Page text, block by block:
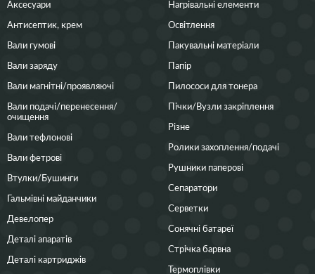
Аксесуари
Антисептик, крем
Вали гумові
Вали заряду
Вали магнітні/проявляючі
Вали подачі/перенесення/
очищення
Вали тефлонові
Вали фетрові
Втулки/Бушинги
Гальмівні майданчики
Девелопер
Деталі апаратів
Деталі картриджів
Нагрівальні елементи
Освітлення
Пакувальні матеріали
Папір
Пилососи для тонера
Пічки/Вузли закріплення
Різне
Ролики захоплення/подачі
Рушники паперові
Сепаратори
Серветки
Сонячні батареї
Стрічка барвна
Термоплівки